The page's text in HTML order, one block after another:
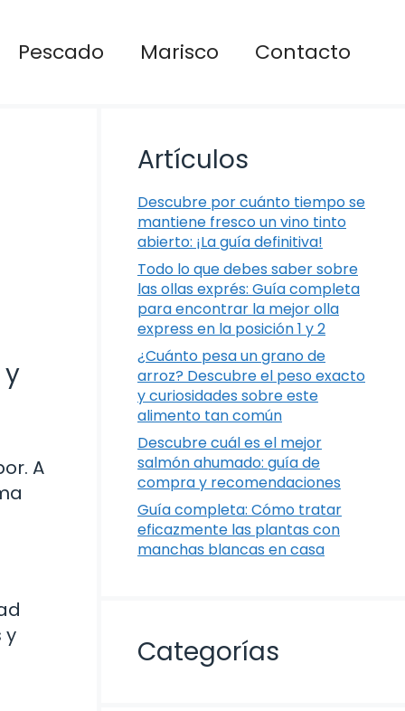
Pescado Marisco Contacto
A
y
Artículos
Descubre por cuánto tiempo se
mantiene fresco un vino tinto
abierto: ¡La guía definitiva!
Todo lo que debes saber sobre
las ollas exprés: Guía completa
para encontrar la mejor olla
express en la posición 1 y 2
¿Cuánto pesa un grano de
arroz? Descubre el peso exacto
y curiosidades sobre este
alimento tan común
Descubre cuál es el mejor
salmón ahumado: guía de
compra y recomendaciones
Guía completa: Cómo tratar
eficazmente las plantas con
manchas blancas en casa
Categorías